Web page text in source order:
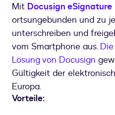
Mit Docusign eSignature
ortsungebunden und zu
unterschreiben und
vom Smartphone aus.
Lösung von Docusign
Gültigkeit der
Europa.
Vorteile: